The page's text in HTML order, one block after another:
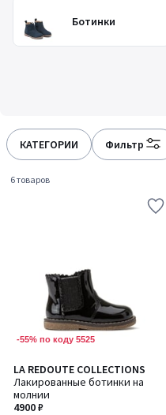
Ботинки
КАТЕГОРИИ Фильтр
6 товаров
-55% по коду 5525
LA REDOUTE COLLECTIONS
Лакированные ботинки на
молнии
4900 ₽
4,5
/ 5